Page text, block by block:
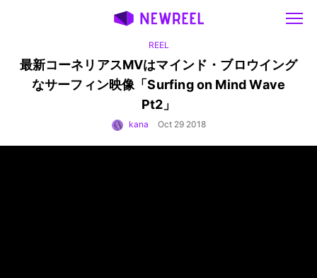
REEL
最新コーネリアスMVはマインド・ブロウイング
なサーフィン映像「Surfing on Mind Wave
Pt2」
kana Oct 29 2018